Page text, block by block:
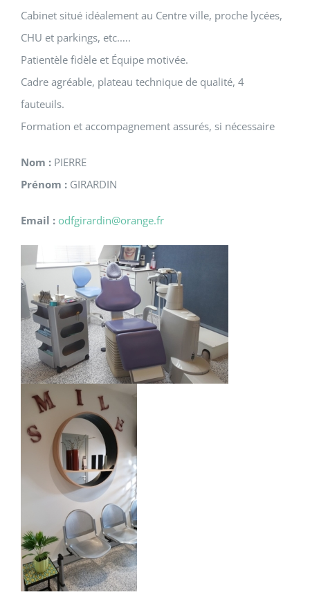
Cabinet situé idéalement au Centre ville, proche lycées,
CHU et parkings, etc.….
Patientèle fidèle et Équipe motivée.
Cadre agréable, plateau technique de qualité, 4
fauteuils.
Formation et accompagnement assurés, si nécessaire
Nom : PIERRE
Prénom : GIRARDIN
Email : odfgirardin@orange.fr